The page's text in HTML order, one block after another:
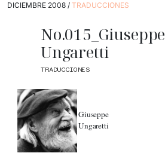
DICIEMBRE 2008 / TRADUCCIONES
No.015_Giuseppe
Ungaretti
TRADUCCIONES
Giuseppe
Ungaretti